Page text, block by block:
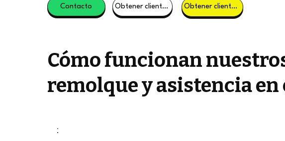
Contacto Obtener clientes potenciales Obtener clientes potenciales
Cómo funcionan
remolque y asistencia en